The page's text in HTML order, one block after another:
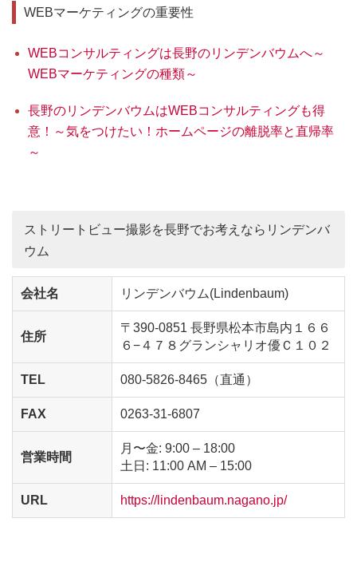
WEBマーケティングの重要性
WEBコンサルティングは長野のリンデンバウムへ～
WEBマーケティングの種類～
長野のリンデンバウムはWEBコンサルティングも得
意！～気をつけたい！ホームページの離脱率と直帰率
～
ストリートビュー撮影を長野でお考えならリンデンバ
ウム
会社名 リンデンバウム(Lindenbaum)
住所
〒390-0851 長野県松本市島内１６６
６−４７８グランシャリオ優Ｃ１０２
TEL 080-5826-8465（直通）
FAX 0263-31-6807
営業時間
月〜金: 9:00 – 18:00
土日: 11:00 AM – 15:00
URL https://lindenbaum.nagano.jp/